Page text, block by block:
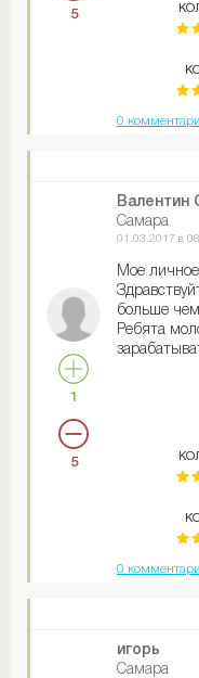
5
0
1
5
Валентин
Самара
01.03.2017 в
Мое
больше чем
Ребята
0
игорь
Самара